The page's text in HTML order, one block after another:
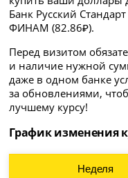
Банк Русский
ФИНАМ (82.86₽).
Перед визитом
и наличие нужной
даже в одном банке
за обновлениями,
лучшему курсу!
График изменения
Неделя